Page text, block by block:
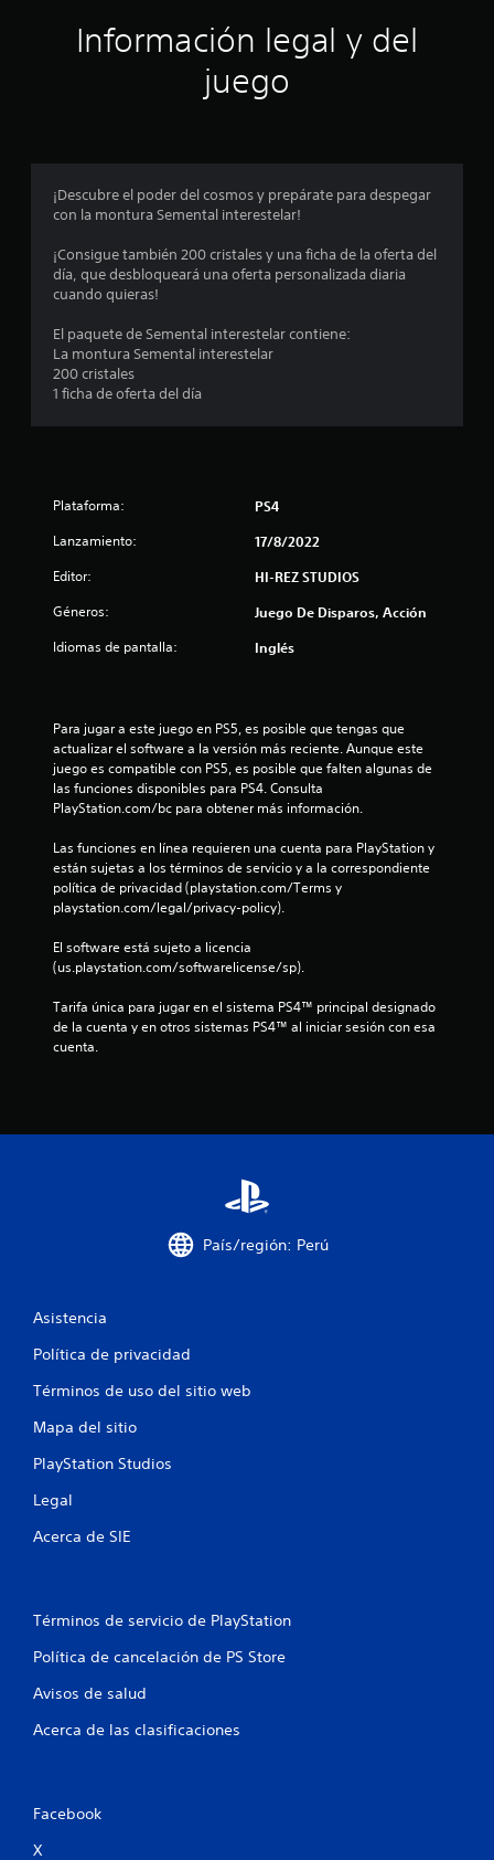
a
o
n
s
Información legal y del
juego
¡Descubre el poder del cosmos y prepárate para despegar
con la montura Semental interestelar!
¡Consigue también 200 cristales y una ficha de la oferta del
día, que desbloqueará una oferta personalizada diaria
cuando quieras!
El paquete de Semental interestelar contiene:
La montura Semental interestelar
200 cristales
1 ficha de oferta del día
Plataforma: PS4
Lanzamiento: 17/8/2022
Editor: HI-REZ STUDIOS
Géneros: Juego De Disparos, Acción
Idiomas de pantalla: Inglés
Para jugar a este juego en PS5, es posible que tengas que
actualizar el software a la versión más reciente. Aunque este
juego es compatible con PS5, es posible que falten algunas de
las funciones disponibles para PS4. Consulta
PlayStation.com/bc para obtener más información.
Las funciones en línea requieren una cuenta para PlayStation y
están sujetas a los términos de servicio y a la correspondiente
política de privacidad (playstation.com/Terms y
playstation.com/legal/privacy-policy).
El software está sujeto a licencia
(us.playstation.com/softwarelicense/sp).
Tarifa única para jugar en el sistema PS4™ principal designado
de la cuenta y en otros sistemas PS4™ al iniciar sesión con esa
cuenta.
País/región: Perú
Asistencia
Política de privacidad
Términos de uso del sitio web
Mapa del sitio
PlayStation Studios
Legal
Acerca de SIE
Términos de servicio de PlayStation
Política de cancelación de PS Store
Avisos de salud
Acerca de las clasificaciones
Facebook
X